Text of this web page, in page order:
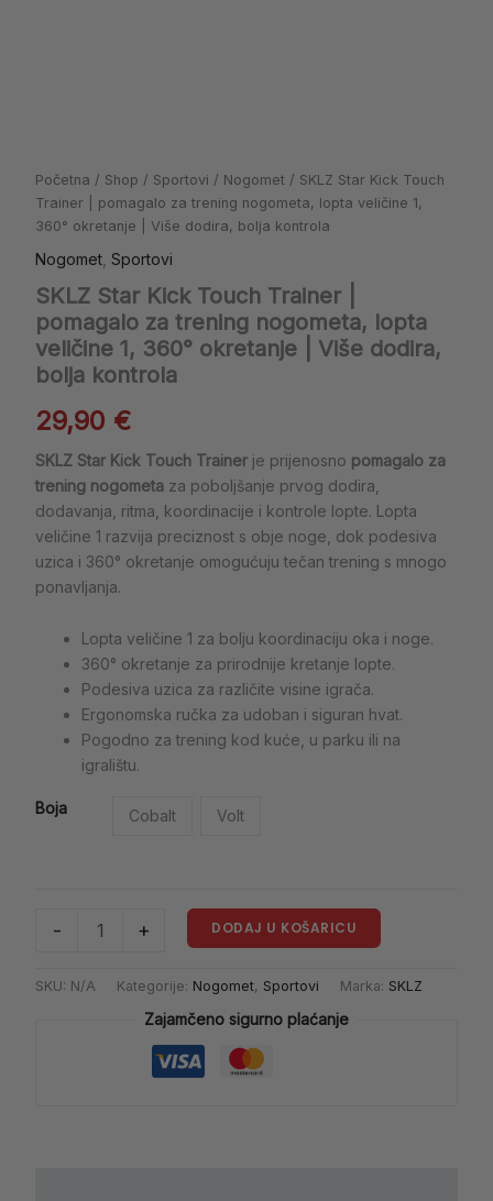
Početna / Shop / Sportovi / Nogomet / SKLZ Star Kick Touch
Trainer | pomagalo za trening nogometa, lopta veličine 1,
360° okretanje | Više dodira, bolja kontrola
Nogomet Sportovi
SKLZ Star Kick Touch Trainer |
pomagalo za trening nogometa, lopta
veličine 1, 360° okretanje | Više dodira,
bolja kontrola
29,90 €
SKLZ Star Kick Touch Trainer je prijenosno pomagalo za
trening nogometa za poboljšanje prvog dodira,
dodavanja, ritma, koordinacije i kontrole lopte. Lopta
veličine 1 razvija preciznost s obje noge, dok podesiva
uzica i 360° okretanje omogućuju tečan trening s mnogo
ponavljanja.
Lopta veličine 1 za bolju koordinaciju oka i noge.
360° okretanje za prirodnije kretanje lopte.
Podesiva uzica za različite visine igrača.
Ergonomska ručka za udoban i siguran hvat.
Pogodno za trening kod kuće, u parku ili na
igralištu.
Boja Cobalt Volt
-
kontrola
količina
+ DODAJ U KOŠARICU
SKU: N/A Kategorije: Nogomet, Sportovi Marka: SKLZ
Zajamčeno sigurno plaćanje